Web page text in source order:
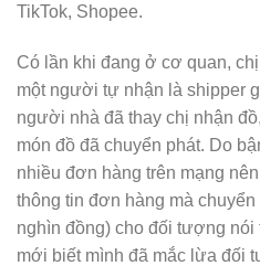
TikTok, Shopee.
Có lần khi đang ở cơ quan,
một người tự nhận là shipper
người nhà đã thay chị nhận
món đồ đã chuyển phát. Do
nhiều đơn hàng trên mạng
thông tin đơn hàng mà
nghìn đồng) cho đối tượng nói
mới biết mình đã mắc lừa đối